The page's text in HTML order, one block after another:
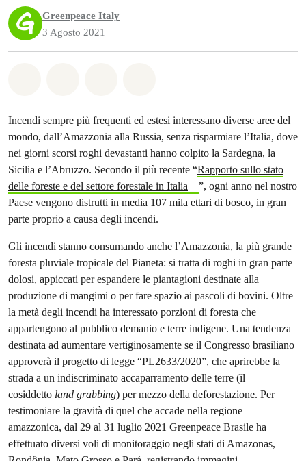
Greenpeace Italy
3 Agosto 2021
Incendi sempre più frequenti ed estesi interessano diverse aree del
mondo, dall’Amazzonia alla Russia, senza risparmiare l’Italia, dove
nei giorni scorsi roghi devastanti hanno colpito la Sardegna, la
Sicilia e l’Abruzzo. Secondo il più recente “Rapporto sullo stato
delle foreste e del settore forestale in Italia
”, ogni anno nel nostro
Paese vengono distrutti in media 107 mila ettari di bosco, in gran
parte proprio a causa degli incendi.
Gli incendi stanno consumando anche l’Amazzonia, la più grande
foresta pluviale tropicale del Pianeta: si tratta di roghi in gran parte
dolosi, appiccati per espandere le piantagioni destinate alla
produzione di mangimi o per fare spazio ai pascoli di bovini. Oltre
la metà degli incendi ha interessato porzioni di foresta che
appartengono al pubblico demanio e terre indigene. Una tendenza
destinata ad aumentare vertiginosamente se il Congresso brasiliano
approverà il progetto di legge “PL2633/2020”, che aprirebbe la
strada a un indiscriminato accaparramento delle terre (il
cosiddetto land grabbing) per mezzo della deforestazione. Per
testimoniare la gravità di quel che accade nella regione
amazzonica, dal 29 al 31 luglio 2021 Greenpeace Brasile ha
effettuato diversi voli di monitoraggio negli stati di Amazonas,